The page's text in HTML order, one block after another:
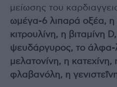
μείωσης του
ωμέγα-6 λιπαρά οξέα, η
κιτρουλίνη, η βιταμίνη
ψευδάργυρος, το άλφα-
μελατονίνη, η κατεχίνη,
φλαβανόλη, η